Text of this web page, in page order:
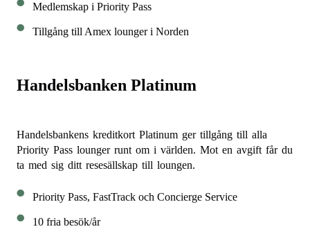
Medlemskap i Priority Pass
Tillgång till Amex lounger i Norden
Handelsbanken Platinum
Handelsbankens kreditkort Platinum ger tillgång till alla
Priority Pass lounger runt om i världen. Mot en avgift får du
ta med sig ditt resesällskap till loungen.
Priority Pass, FastTrack och Concierge Service
10 fria besök/år